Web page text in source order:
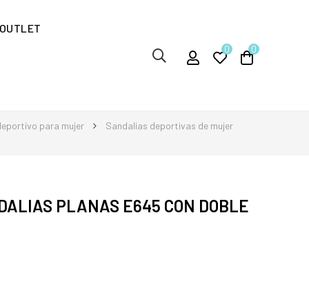
OUTLET
0 0
para mujer
Sandalias deportivas de mujer
PLANAS E645 CON DOBLE